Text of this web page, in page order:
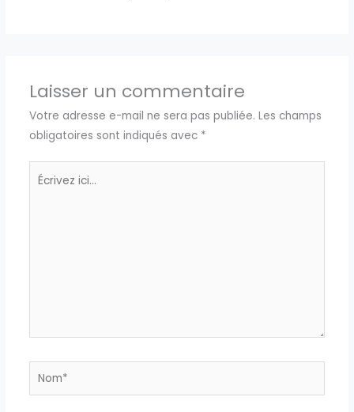
Laisser un commentaire
Votre adresse e-mail ne sera pas publiée. Les champs
obligatoires sont indiqués avec *
Écrivez
Nom*